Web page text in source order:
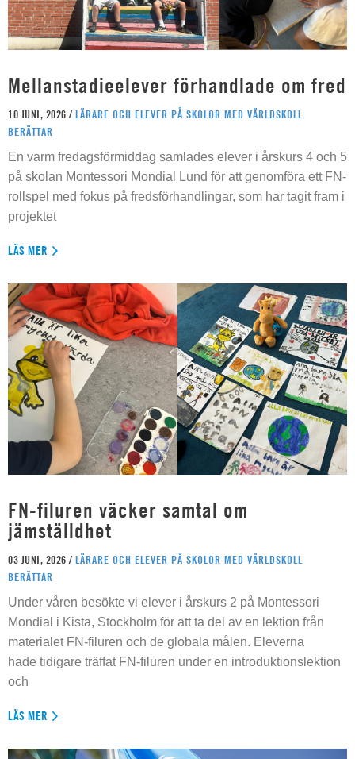
Mellanstadieelever förhandlade om fred
10 JUNI, 2026 / LÄRARE OCH ELEVER PÅ SKOLOR MED VÄRLDSKOLL
BERÄTTAR
En varm fredagsförmiddag samlades elever i årskurs 4 och 5
på skolan Montessori Mondial Lund för att genomföra ett FN-
rollspel med fokus på fredsförhandlingar, som har tagit fram i
projektet
LÄS MER
FN-filuren väcker samtal om
jämställdhet
03 JUNI, 2026 / LÄRARE OCH ELEVER PÅ SKOLOR MED VÄRLDSKOLL
BERÄTTAR
Under våren besökte vi elever i årskurs 2 på Montessori
Mondial i Kista, Stockholm för att ta del av en lektion från
materialet FN-filuren och de globala målen. Eleverna
hade tidigare träffat FN-filuren under en introduktionslektion
och
LÄS MER